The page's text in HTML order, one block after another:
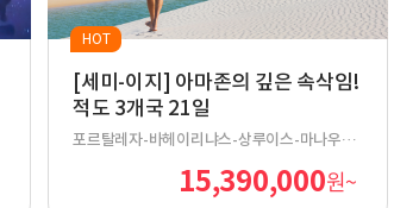
HOT
[세미-이지] 아마존의 깊은 속삭임!
적도 3개국 21일
포르탈레자-바헤이리냐스-상루이스-마나우스-
15,390,000원~